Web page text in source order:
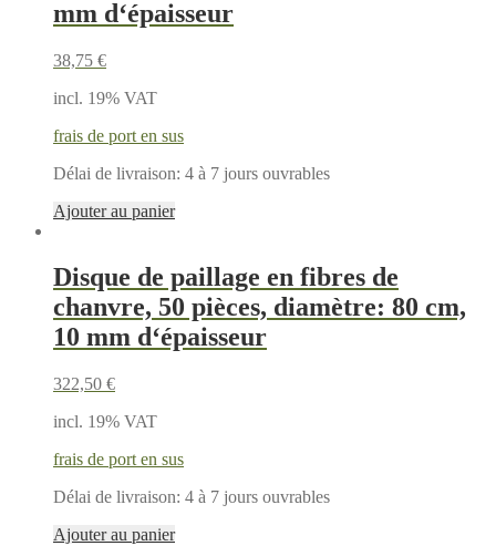
mm d‘épaisseur
38,75 €
incl. 19% VAT
frais de port en sus
Délai de livraison: 4 à 7 jours ouvrables
Ajouter au panier
Disque de paillage en fibres de
chanvre, 50 pièces, diamètre: 80 cm,
10 mm d‘épaisseur
322,50 €
incl. 19% VAT
frais de port en sus
Délai de livraison: 4 à 7 jours ouvrables
Ajouter au panier